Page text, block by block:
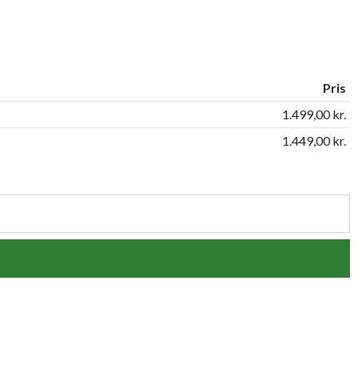
Pris
1.499,00 kr.
1.449,00 kr.